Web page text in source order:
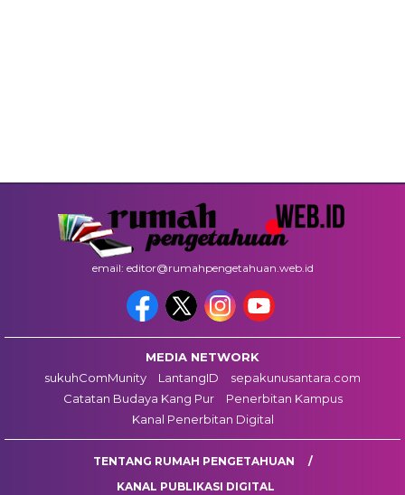
email: editor@rumahpengetahuan.web.id
MEDIA NETWORK
sukuhComMunity
LantangID
sepakunusantara.com
Catatan Budaya Kang Pur
Penerbitan Kampus
Kanal Penerbitan Digital
TENTANG RUMAH PENGETAHUAN
KANAL PUBLIKASI DIGITAL